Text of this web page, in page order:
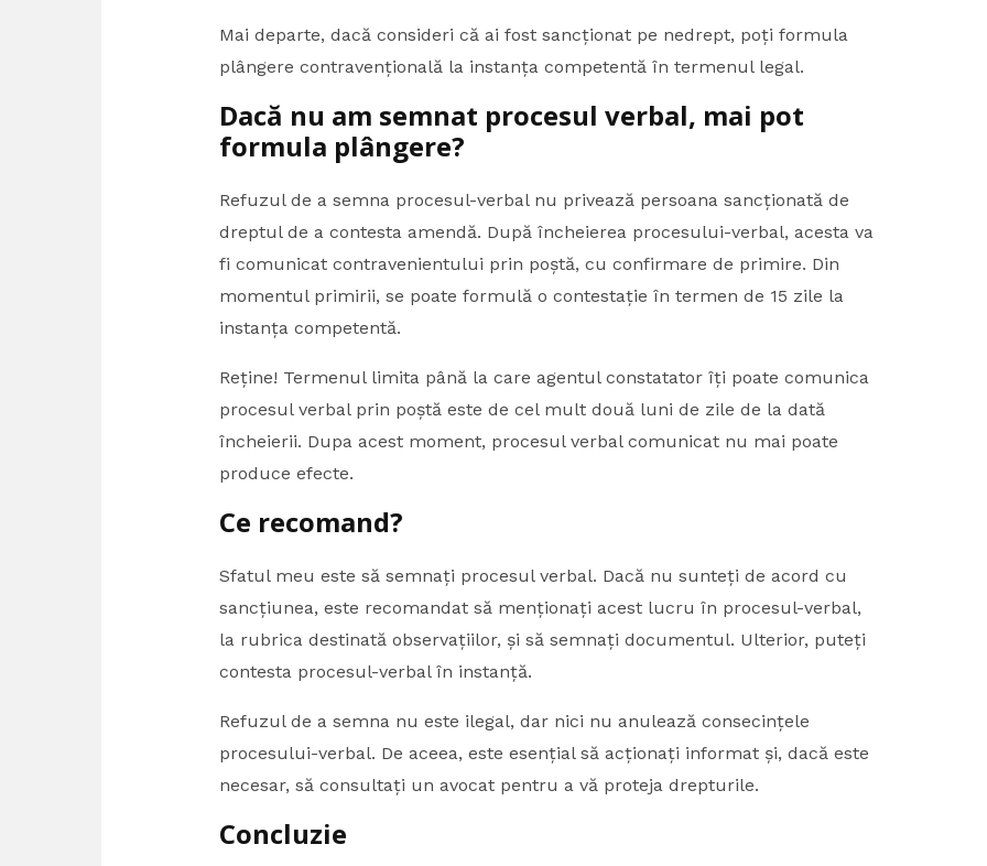
Mai departe, dacă consideri că ai fost sancționat pe nedrept, poți formula
plângere contravențională la instanța competentă în termenul legal.
Dacă nu am semnat procesul verbal, mai pot
formula plângere?
Refuzul de a semna procesul-verbal nu privează persoana sancționată de
dreptul de a contesta amendă. După încheierea procesului-verbal, acesta va
fi comunicat contravenientului prin poștă, cu confirmare de primire. Din
momentul primirii, se poate formulă o contestație în termen de 15 zile la
instanța competentă.
Reține! Termenul limita până la care agentul constatator îți poate comunica
procesul verbal prin poștă este de cel mult două luni de zile de la dată
încheierii. Dupa acest moment, procesul verbal comunicat nu mai poate
produce efecte.
Ce recomand?
Sfatul meu este să semnați procesul verbal. Dacă nu sunteți de acord cu
sancțiunea, este recomandat să menționați acest lucru în procesul-verbal,
la rubrica destinată observațiilor, și să semnați documentul. Ulterior, puteți
contesta procesul-verbal în instanță.
Refuzul de a semna nu este ilegal, dar nici nu anulează consecințele
procesului-verbal. De aceea, este esențial să acționați informat și, dacă este
necesar, să consultați un avocat pentru a vă proteja drepturile.
Concluzie